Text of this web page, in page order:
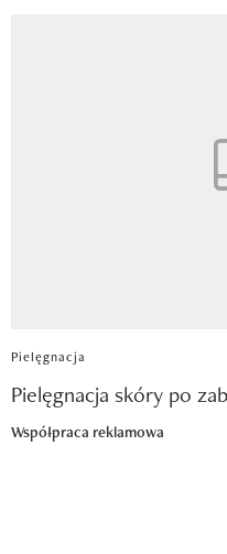
Pielęgnacja
Pielęgnacja skóry po
Współpraca reklamowa